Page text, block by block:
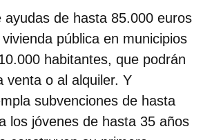
ayudas de hasta 85.000 euros
pública en municipios
habitantes, que podrán
venta o al alquiler. Y
subvenciones de hasta
los jóvenes de hasta 35 años